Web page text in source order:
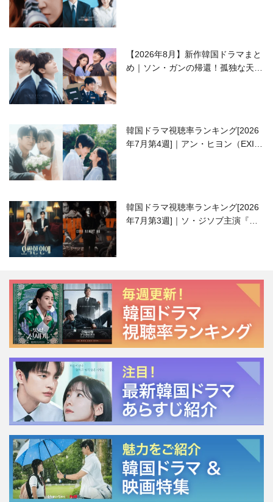
【2026年8月】新作韓国ドラマまと
め｜ソン・ガンの帰還！孤独な天才
韓国ドラマ視聴率ランキング[2026
年7月第4週]｜アン・ヒヨン（EXID
韓国ドラマ視聴率ランキング[2026
年7月第3週]｜ソ・ジソブ主演『エ